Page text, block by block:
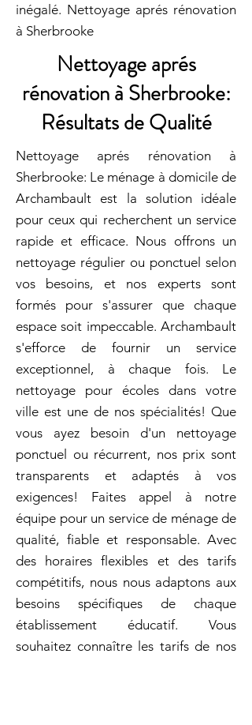
inégalé. Nettoyage aprés rénovation
à Sherbrooke
Nettoyage aprés
rénovation à Sherbrooke:
Résultats de Qualité
Nettoyage aprés rénovation à
Sherbrooke: Le ménage à domicile de
Archambault est la solution idéale
pour ceux qui recherchent un service
rapide et efficace. Nous offrons un
nettoyage régulier ou ponctuel selon
vos besoins, et nos experts sont
formés pour s'assurer que chaque
espace soit impeccable. Archambault
s'efforce de fournir un service
exceptionnel, à chaque fois. Le
nettoyage pour écoles dans votre
ville est une de nos spécialités! Que
vous ayez besoin d'un nettoyage
ponctuel ou récurrent, nos prix sont
transparents et adaptés à vos
exigences! Faites appel à notre
équipe pour un service de ménage de
qualité, fiable et responsable. Avec
des horaires flexibles et des tarifs
compétitifs, nous nous adaptons aux
besoins spécifiques de chaque
établissement éducatif. Vous
souhaitez connaître les tarifs de nos